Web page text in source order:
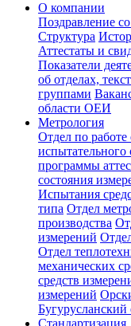
О компании
Поздравление
Структура
Аттестаты и
Показатели
об отделах,
группами
области ОЕИ
Метрология
Отдел по работе
испытательного
программы
состояния
Испытания
типа Отдел
производства
измерений
Отдел
механических
средств
измерений
Бугурусланский
Стандартизация